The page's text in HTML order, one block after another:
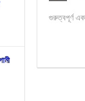
গুরুত্বপূর্ণ